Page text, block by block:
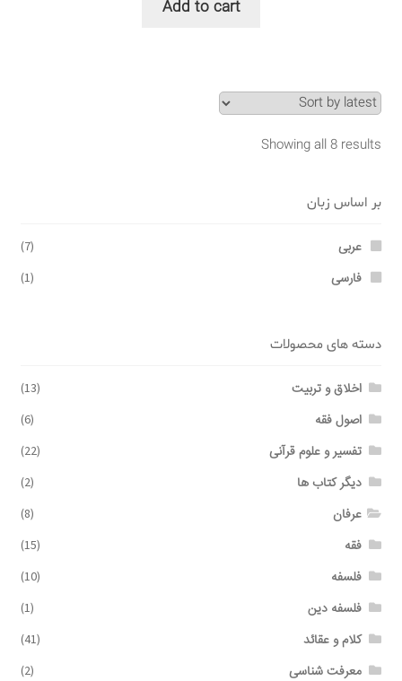
Add to cart
Showing all 8 results
بر اساس زبان
عربی (7)
فارسی (1)
دسته های محصولات
اخلاق و تربیت (13)
اصول فقه (6)
تفسیر و علوم قرآنی (22)
دیگر کتاب ها (2)
عرفان (8)
فقه (15)
فلسفه (10)
فلسفه دین (1)
کلام و عقائد (41)
معرفت شناسی (2)